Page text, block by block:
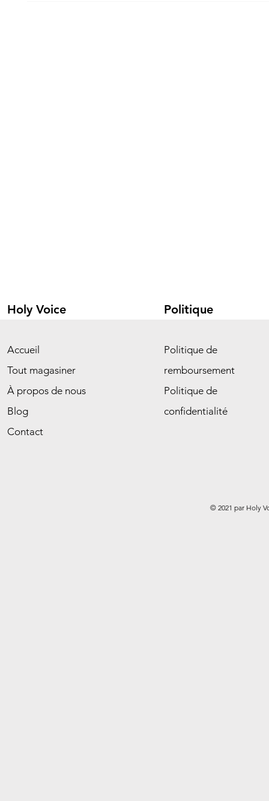
Holy Voice
Accueil
Tout magasiner
À propos de nous
Blog
Contact
Politique
Politique de
remboursement
Politique de
confidentialité
© 2021 par Holy